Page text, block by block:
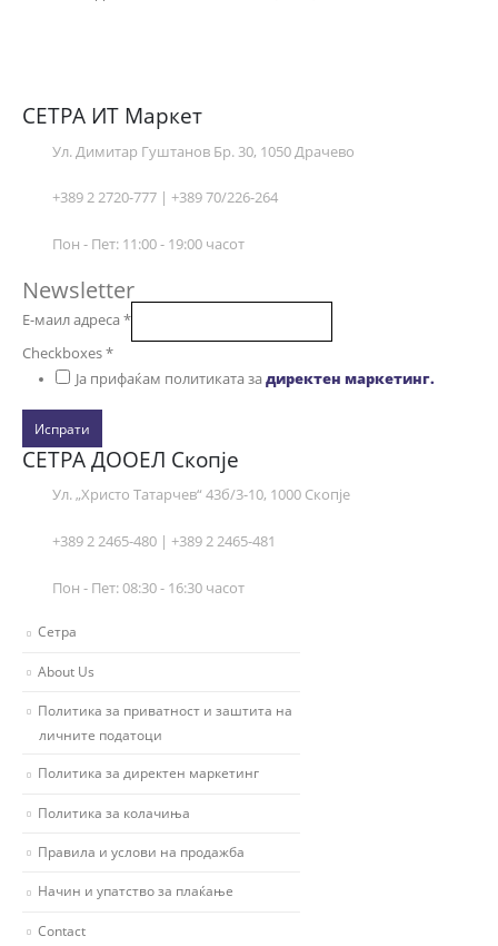
СЕТРА ИТ Маркет
Ул. Димитар Гуштанов Бр. 30, 1050 Драчево
+389 2 2720-777 | +389 70/226-264
Пон - Пет: 11:00 - 19:00 часот
Newsletter
Е-маил адреса*
Checkboxes*
Ја прифаќам политиката задиректен маркетинг.
Испрати
СЕТРА ДООЕЛ Скопје
Ул. „Христо Татарчев“ 43б/3-10, 1000 Скопје
+389 2 2465-480 | +389 2 2465-481
Пон - Пет: 08:30 - 16:30 часот
Сетра
About Us
Политика за приватност и заштита на
личните податоци
Политика за директен маркетинг
Политика за колачиња
Правила и услови на продажба
Начин и упатство за плаќање
Contact